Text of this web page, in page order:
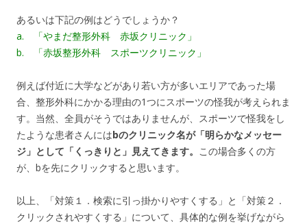
あるいは下記の例はどうでしょうか？
a. 「やまだ整形外科 赤坂クリニック」
b. 「赤坂整形外科 スポーツクリニック」
例えば付近に大学などがあり若い方が多いエリアであった場
合、整形外科にかかる理由の1つにスポーツの怪我が考えられま
す。当然、全員がそうではありませんが、スポーツで怪我をし
たような患者さんにはbのクリニック名が「明らかなメッセー
ジ」として「くっきりと」見えてきます。 この場合多くの方
が、bを先にクリックすると思います。
以上、「対策１．検索に引っ掛かりやすくする」と「対策２．
クリックされやすくする」について、具体的な例を挙げながら